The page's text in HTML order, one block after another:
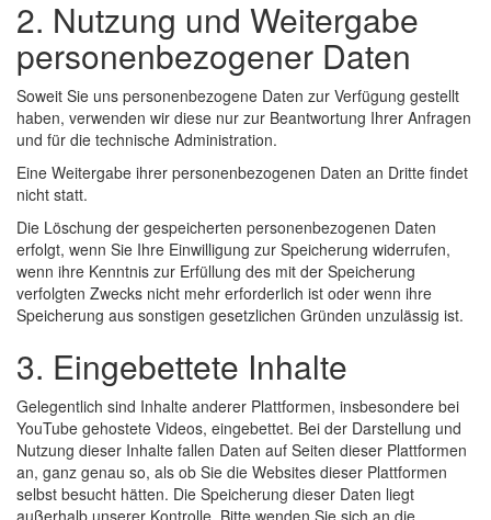
2. Nutzung und Weitergabe
personenbezogener Daten
Soweit Sie uns personenbezogene Daten zur Verfügung gestellt
haben, verwenden wir diese nur zur Beantwortung Ihrer Anfragen
und für die technische Administration.
Eine Weitergabe ihrer personenbezogenen Daten an Dritte findet
nicht statt.
Die Löschung der gespeicherten personenbezogenen Daten
erfolgt, wenn Sie Ihre Einwilligung zur Speicherung widerrufen,
wenn ihre Kenntnis zur Erfüllung des mit der Speicherung
verfolgten Zwecks nicht mehr erforderlich ist oder wenn ihre
Speicherung aus sonstigen gesetzlichen Gründen unzulässig ist.
3. Eingebettete Inhalte
Gelegentlich sind Inhalte anderer Plattformen, insbesondere bei
YouTube gehostete Videos, eingebettet. Bei der Darstellung und
Nutzung dieser Inhalte fallen Daten auf Seiten dieser Plattformen
an, ganz genau so, als ob Sie die Websites dieser Plattformen
selbst besucht hätten. Die Speicherung dieser Daten liegt
außerhalb unserer Kontrolle. Bitte wenden Sie sich an die